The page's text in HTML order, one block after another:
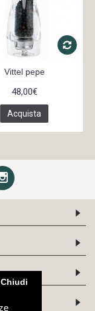
Chiudi
Vittel pepe
48,00€
Acquista